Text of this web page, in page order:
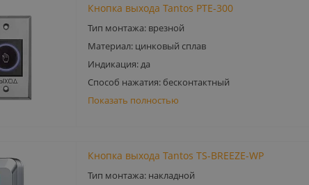
Кнопка выхода Tantos PTE-300
Тип монтажа: врезной
Материал: цинковый сплав
Индикация: да
Способ нажатия: бесконтактный
Показать полностью
Кнопка выхода Tantos TS-BREEZE-WP
Тип монтажа: накладной